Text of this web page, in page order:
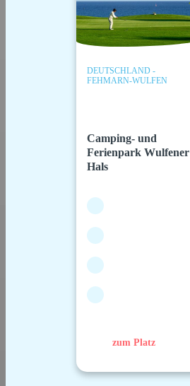
DEUTSCHLAND -
FEHMARN-WULFEN
Camping- und
Ferienpark Wulfener
Hals
zum Platz